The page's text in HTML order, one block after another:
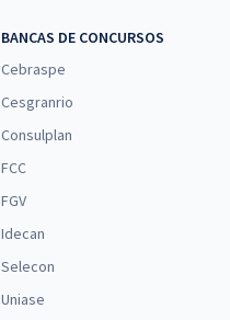
BANCAS DE CONCURSOS
Cebraspe
Cesgranrio
Consulplan
FCC
FGV
Idecan
Selecon
Uniase